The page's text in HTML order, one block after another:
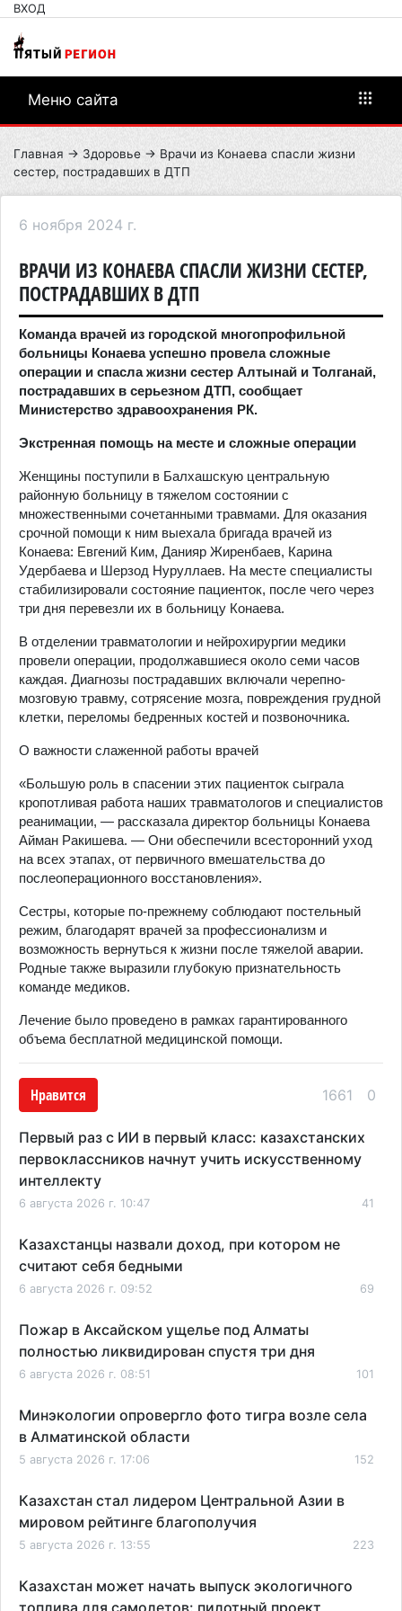
ВХОД
Меню сайта
Главная → Здоровье → Врачи из Конаева спасли жизни
сестер, пострадавших в ДТП
6 ноября 2024 г.
ВРАЧИ ИЗ КОНАЕВА СПАСЛИ ЖИЗНИ СЕСТЕР,
ПОСТРАДАВШИХ В ДТП
Команда врачей из городской многопрофильной
больницы Конаева успешно провела сложные
операции и спасла жизни сестер Алтынай и Толганай,
пострадавших в серьезном ДТП, сообщает
Министерство здравоохранения РК.
Экстренная помощь на месте и сложные операции
Женщины поступили в Балхашскую центральную
районную больницу в тяжелом состоянии с
множественными сочетанными травмами. Для оказания
срочной помощи к ним выехала бригада врачей из
Конаева: Евгений Ким, Данияр Жиренбаев, Карина
Удербаева и Шерзод Нуруллаев. На месте специалисты
стабилизировали состояние пациенток, после чего через
три дня перевезли их в больницу Конаева.
В отделении травматологии и нейрохирургии медики
провели операции, продолжавшиеся около семи часов
каждая. Диагнозы пострадавших включали черепно-
мозговую травму, сотрясение мозга, повреждения грудной
клетки, переломы бедренных костей и позвоночника.
О важности слаженной работы врачей
«Большую роль в спасении этих пациенток сыграла
кропотливая работа наших травматологов и специалистов
реанимации, — рассказала директор больницы Конаева
Айман Ракишева. — Они обеспечили всесторонний уход
на всех этапах, от первичного вмешательства до
послеоперационного восстановления».
Сестры, которые по-прежнему соблюдают постельный
режим, благодарят врачей за профессионализм и
возможность вернуться к жизни после тяжелой аварии.
Родные также выразили глубокую признательность
команде медиков.
Лечение было проведено в рамках гарантированного
объема бесплатной медицинской помощи.
Нравится 1661 0
Первый раз с ИИ в первый класс: казахстанских
первоклассников начнут учить искусственному
интеллекту
6 августа 2026 г. 10:47 41
Казахстанцы назвали доход, при котором не
считают себя бедными
6 августа 2026 г. 09:52 69
Пожар в Аксайском ущелье под Алматы
полностью ликвидирован спустя три дня
6 августа 2026 г. 08:51 101
Минэкологии опровергло фото тигра возле села
в Алматинской области
5 августа 2026 г. 17:06 152
Казахстан стал лидером Центральной Азии в
мировом рейтинге благополучия
5 августа 2026 г. 13:55 223
Казахстан может начать выпуск экологичного
топлива для самолетов: пилотный проект